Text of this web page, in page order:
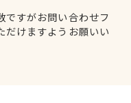
ですがお問い合わせフ
だけますようお願いい